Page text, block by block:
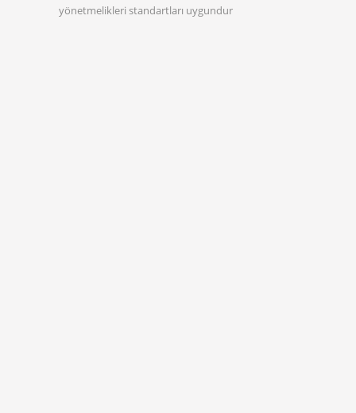
yönetmelikleri standartları uygundur